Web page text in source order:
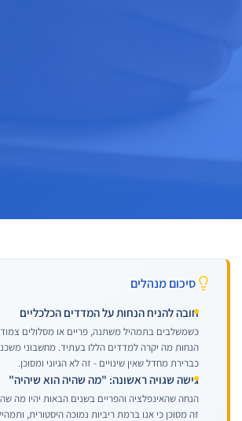
סיכום מנהלים
חובה להניח הנחות על המדדים הכלכליים
כשמשלבים בתמהיל משתנה, פריים או מסלולים
הנחות מה יקרה למדדים הללו בעתיד. מחשבוני
כברירת מחדל שאין שינויים - זה לא הגיוני ומסוכן.
גישה שגויה ראשונה: "מה שהיה הוא שיהיה"
הנחה שהאינפלציה והפריים בשנים הבאות יהיו מה
זה מסוכן כי אנו ברמת ריביות נמוכה היסטורית,